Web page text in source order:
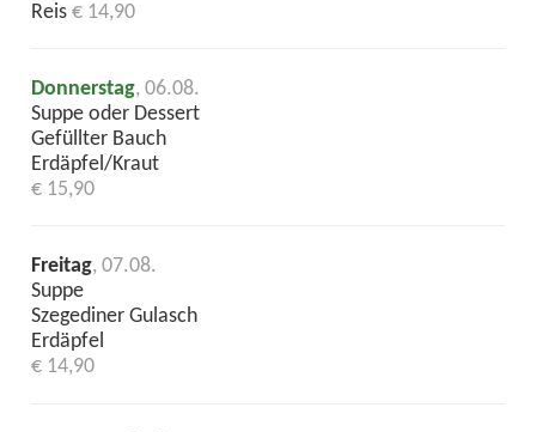
Reis€ 14,90
Donnerstag, 06.08.
Suppe oder Dessert
Gefüllter Bauch
Erdäpfel/Kraut
€ 15,90
Freitag, 07.08.
Suppe
Szegediner Gulasch
Erdäpfel
€ 14,90